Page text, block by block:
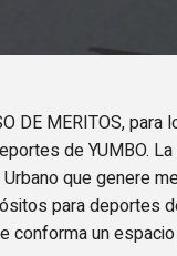
DE MERITOS,
de YUMBO.
que genere
para deportes
conforma un